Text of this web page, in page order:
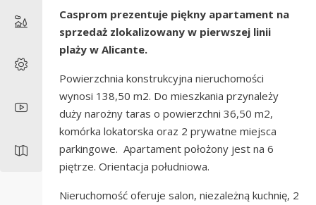
Casprom prezentuje piękny apartament na
sprzedaż zlokalizowany w pierwszej linii
plaży w Alicante.
Powierzchnia konstrukcyjna nieruchomości
wynosi 138,50 m2. Do mieszkania przynależy
duży narożny taras o powierzchni 36,50 m2,
komórka lokatorska oraz 2 prywatne miejsca
parkingowe. Apartament położony jest na 6
piętrze. Orientacja południowa.
Nieruchomość oferuje salon, niezależną kuchnię, 2